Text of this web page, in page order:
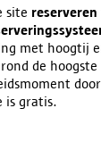
site reserveren
met hoogtij
de
is gratis.